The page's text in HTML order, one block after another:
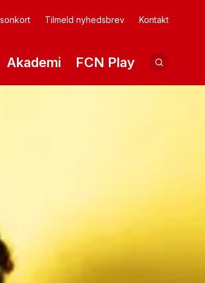
Akademi FCN Play
Tilmeld nyhedsbrev Kontakt